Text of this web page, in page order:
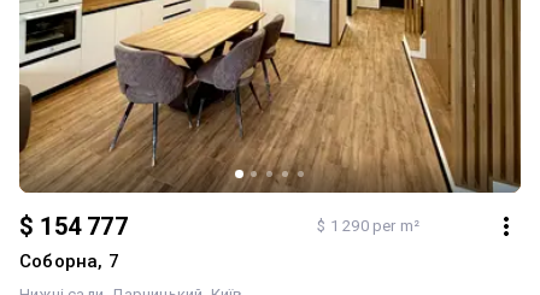
$ 154 777 $ 1 290 per m²
Соборна, 7